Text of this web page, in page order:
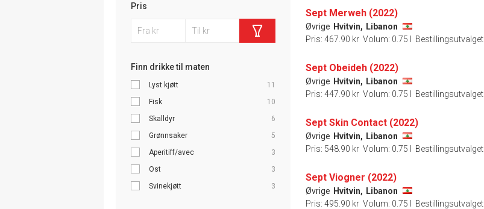
Pris
Finn drikke til maten
Lyst kjøtt
11
Fisk
10
Skalldyr
6
Grønnsaker
5
Aperitiff/avec
3
Ost
3
Svinekjøtt
3
Sept Merweh (2022)
Øvrige Hvitvin, Libanon
Pris: 467.90 kr Volum: 0.75 l Bestillingsutvalget
Sept Obeideh (2022)
Øvrige Hvitvin, Libanon
Pris: 447.90 kr Volum: 0.75 l Bestillingsutvalget
Sept Skin Contact (2022)
Øvrige Hvitvin, Libanon
Pris: 548.90 kr Volum: 0.75 l Bestillingsutvalget
Sept Viogner (2022)
Øvrige Hvitvin, Libanon
Pris: 495.90 kr Volum: 0.75 l Bestillingsutvalget